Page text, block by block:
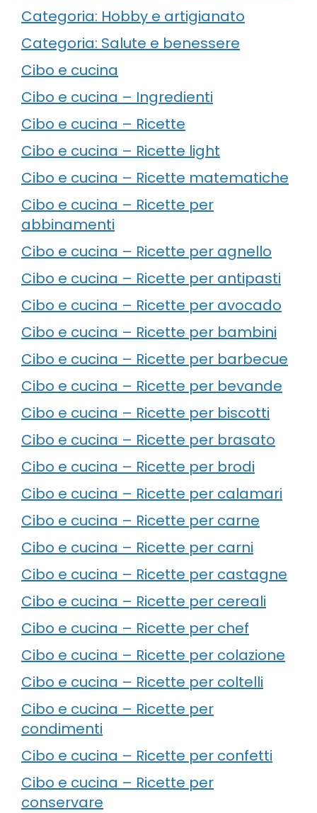
Categoria: Hobby e artigianato
Categoria: Salute e benessere
Cibo e cucina
Cibo e cucina – Ingredienti
Cibo e cucina – Ricette
Cibo e cucina – Ricette light
Cibo e cucina – Ricette matematiche
Cibo e cucina – Ricette per
abbinamenti
Cibo e cucina – Ricette per agnello
Cibo e cucina – Ricette per antipasti
Cibo e cucina – Ricette per avocado
Cibo e cucina – Ricette per bambini
Cibo e cucina – Ricette per barbecue
Cibo e cucina – Ricette per bevande
Cibo e cucina – Ricette per biscotti
Cibo e cucina – Ricette per brasato
Cibo e cucina – Ricette per brodi
Cibo e cucina – Ricette per calamari
Cibo e cucina – Ricette per carne
Cibo e cucina – Ricette per carni
Cibo e cucina – Ricette per castagne
Cibo e cucina – Ricette per cereali
Cibo e cucina – Ricette per chef
Cibo e cucina – Ricette per colazione
Cibo e cucina – Ricette per coltelli
Cibo e cucina – Ricette per
condimenti
Cibo e cucina – Ricette per confetti
Cibo e cucina – Ricette per
conservare